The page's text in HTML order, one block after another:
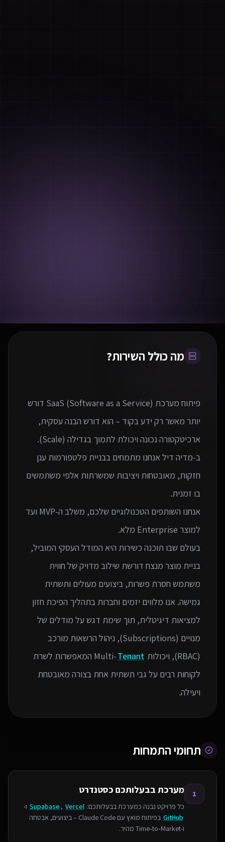
מה כולל השירות?
פיתוח מערכת SaaS (Software as a Service) דורש
יותר מאשר רק ידע בקוד – הוא דורש הבנה עסקית,
ב-מדיה דיל אנחנו מתמחים בבניית פלטפורמות ענן
חזקות, מאובטחות ויציבות שמשרתות אלפי משתמשים
אנחנו השותפים הטכנולוגיים שלכם, משלב ה-MVP ועד
בעולם שבו תוכנה כשירות היא המודל העסקי המוביל,
בניית מוצר מנצח דורשת שילוב מדויק של חווית
משתמש חסרת פשרות, ביצועים מעולים ותשתית
גמישה. אנו מלווים יזמים וחברות בתהליך הפיכת חזון
למציאות דיגיטלית, תוך שימת דגש על מודלים של
מנויים (Subscriptions), ניהול הרשאות מורכב
(RBAC), ויכולות Multi-
Tenant
המאפשרות לשרת
לקוחות רבים על גבי תשתית אחת בצורה מאובטחת
ויעילה.
תחומי התמחות
1 מערכת בבעלותכם כסטנדרט
כל פרויקט נבנה כמערכת בבעלותכם: Supabase , Vercel
ו-
GitHub
בפיתוח מואץ עם Claude Code – ביצועים, אבטחה
ו‑Time‑to‑Market מהיר.